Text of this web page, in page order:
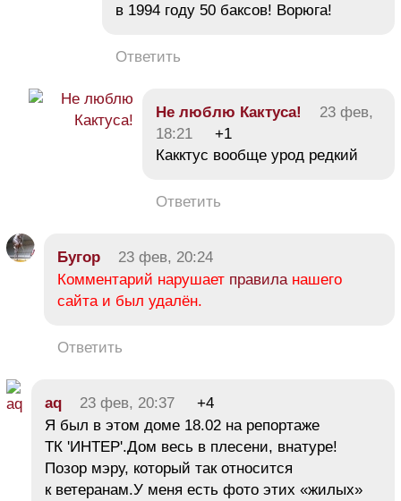
в 1994 году 50 баксов! Ворюга!
Ответить
Не люблю Кактуса!
23 фев,
18:21
+1
Какктус вообще урод редкий
Ответить
Бугор
23 фев, 20:24
Комментарий нарушает правила нашего
сайта и был удалён.
Ответить
aq 23 фев, 20:37
+4
Я был в этом доме 18.02 на репортаже
ТК 'ИНТЕР'.Дом весь в плесени, внатуре!
Позор мэру, который так относится
к ветеранам.У меня есть фото этих «жилых»